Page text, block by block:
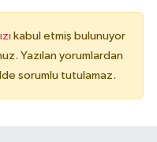
kabul etmiş bulunuyor
Yazılan yorumlardan
sorumlu tutulamaz.